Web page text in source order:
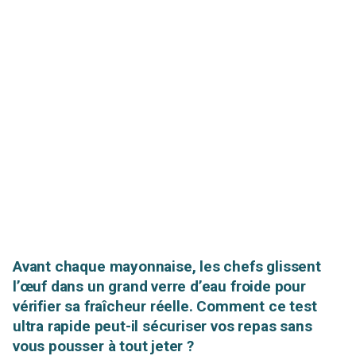
Avant chaque mayonnaise, les chefs glissent
l’œuf dans un grand verre d’eau froide pour
vérifier sa fraîcheur réelle. Comment ce test
ultra rapide peut-il sécuriser vos repas sans
vous pousser à tout jeter ?